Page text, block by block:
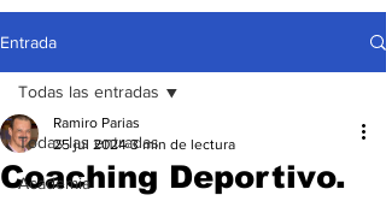
Entrada
Todas las entradas
Academia
Todas las entradas
Coaching Deportivo.
Ramiro Parias
25 jul 2024 3 min de lectura